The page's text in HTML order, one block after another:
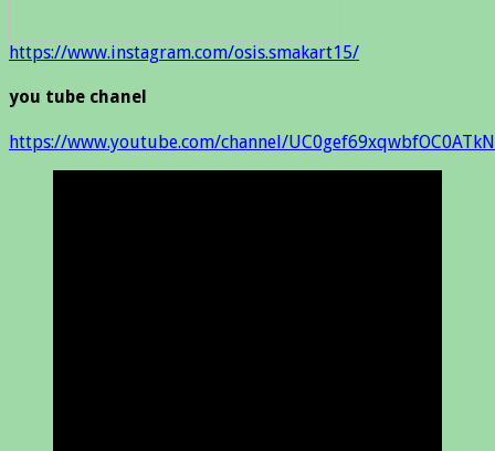
https://www.instagram.com/osis.smakart15/
you tube chanel
https://www.youtube.com/channel/